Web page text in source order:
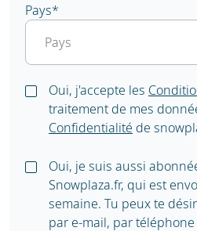
Pays*
Oui, j'accepte les
traitement de mes
Confidentialité de
Oui, je suis aussi
Snowplaza.fr, qui est
semaine. Tu peux te
par e-mail, par